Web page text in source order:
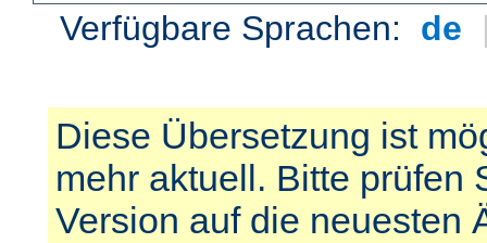
Verfügbare Sprachen: de
Diese Übersetzung ist
mehr aktuell. Bitte prüfen
Version auf die neuesten